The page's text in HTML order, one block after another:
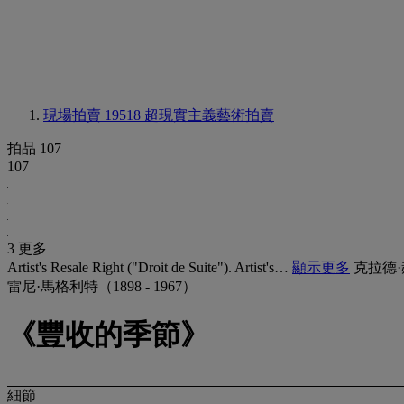
現場拍賣 19518 超現實主義藝術拍賣
拍品 107
107
3 更多
Artist's Resale Right ("Droit de Suite"). Artist's… 顯示更多 克拉德
雷尼·馬格利特（1898 - 1967）
《豐收的季節》
細節